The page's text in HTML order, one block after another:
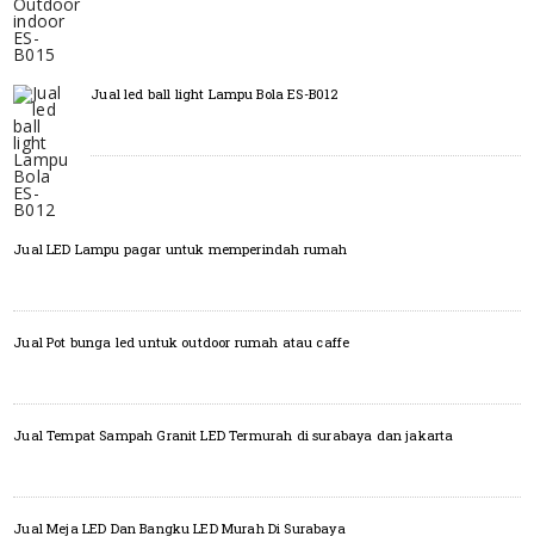
Jual led ball light Lampu Bola ES-B012
Jual LED Lampu pagar untuk memperindah rumah
Jual Pot bunga led untuk outdoor rumah atau caffe
Jual Tempat Sampah Granit LED Termurah di surabaya dan jakarta
Jual Meja LED Dan Bangku LED Murah Di Surabaya